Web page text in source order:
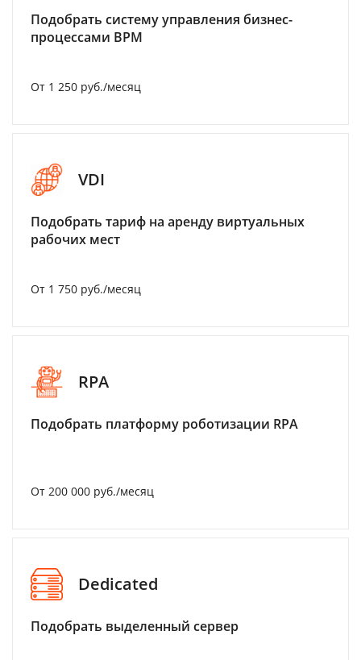
Подобрать систему управления бизнес-
процессами BPM
От 1 250 руб./месяц
VDI
Подобрать тариф на аренду виртуальных
рабочих мест
От 1 750 руб./месяц
RPA
Подобрать платформу роботизации RPA
От 200 000 руб./месяц
Dedicated
Подобрать выделенный сервер